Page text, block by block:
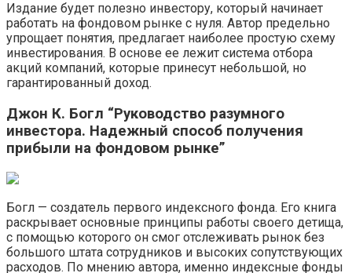
Издание будет полезно инвестору, который начинает
работать на фондовом рынке с нуля. Автор предельно
упрощает понятия, предлагает наиболее простую схему
инвестирования. В основе ее лежит система отбора
акций компаний, которые принесут небольшой, но
гарантированный доход.
Джон К. Богл “Руководство разумного
инвестора. Надежный способ получения
прибыли на фондовом рынке”
Богл — создатель первого индексного фонда. Его книга
раскрывает основные принципы работы своего детища,
с помощью которого он смог отслеживать рынок без
большого штата сотрудников и высоких сопутствующих
расходов. По мнению автора, именно индексные фонды